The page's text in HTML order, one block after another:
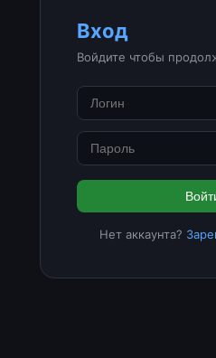
Вход
Войдите чтобы
Нет аккаунта?